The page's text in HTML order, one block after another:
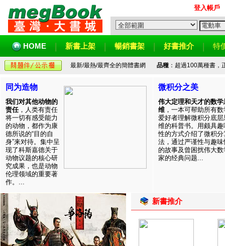
登入帳戶
HOME 新書上架 暢銷書架 好書推介 特
最新/最熱/最齊全的簡體書網 品種：超過100萬種書，
同为造物
我们对其他动物的
责任，人类有责任
将一切有感受能力
的动物，都作为康
德所说的“目的自
身”来对待。集中呈
现了科斯嘉德关于
动物议题的核心研
究成果，也是动物
伦理领域的重要著
作。...
微积分之美
伟大定理和天才的数学
维 ，一本可帮助所有数
爱好者理解微积分底层
维的科普书。用颇具趣
性的方式介绍了微积分
法，通过严谨性与趣味
的故事及曾困扰伟大数
家的经典问题...
新書推介